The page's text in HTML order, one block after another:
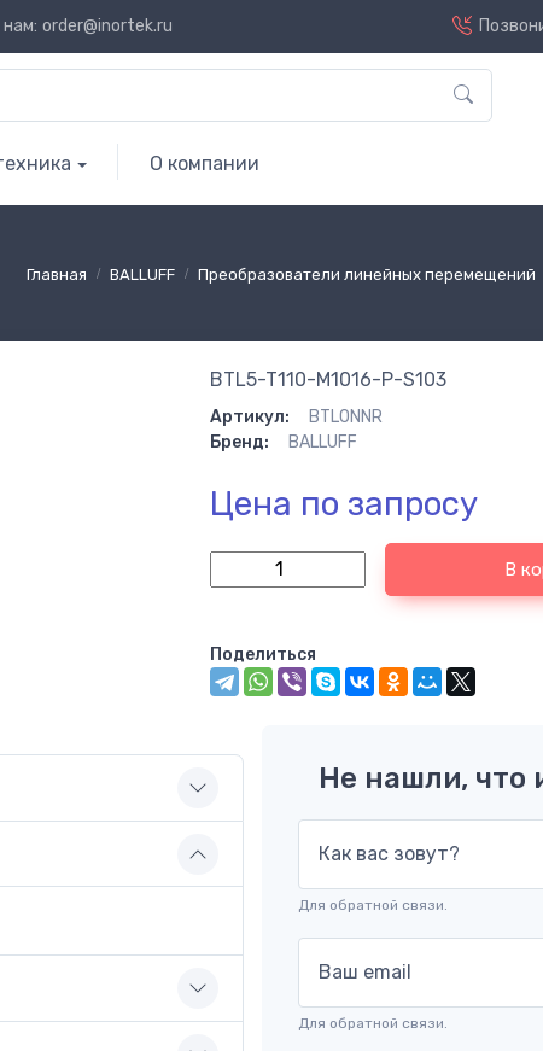
order@inortek.ru
О компании
Главная BALLUFF Преобразователи линейных перемещений
BTL5-T110-M1016-P-S103
Артикул:
BTL0NNR
Бренд:
BALLUFF
Цена по запросу
В
Поделиться
Не нашли, что
Как вас зовут?
Для обратной связи.
Ваш email
Для обратной связи.